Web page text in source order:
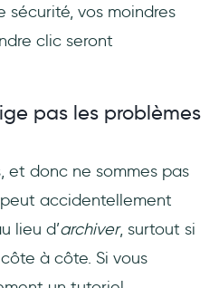
sécurité, vos moindres
clic seront
pas les problèmes
et donc ne sommes pas
accidentellement
lieu d’archiver, surtout si
à côte. Si vous